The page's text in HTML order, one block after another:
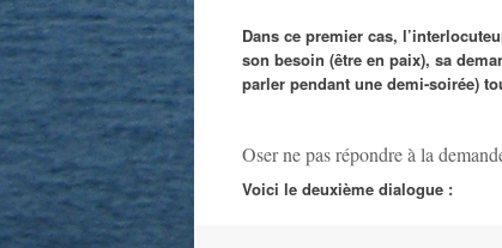
Dans ce premier cas,
son besoin (être en paix), sa
parler pendant une demi-soirée)
Oser ne pas répondre à la
Voici le deuxième dialogue :